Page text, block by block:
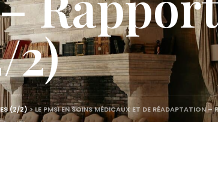
2)
(2/2)>LE PMSI EN SOINS MÉDICAUX ET DE RÉADAPTATION